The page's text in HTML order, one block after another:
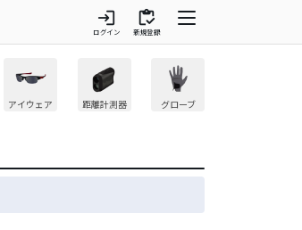
login
ログイン
inventory
新規登録
アイウェア 距離計測器 グローブ